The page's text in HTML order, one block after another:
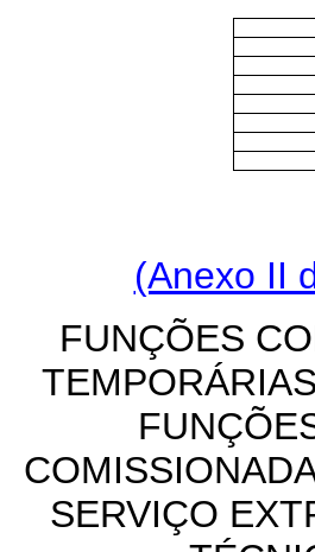
(Anexo II
FUNÇÕES
SERVIÇO